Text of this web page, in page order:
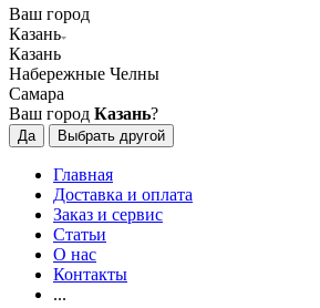
Ваш город
Казань
Казань
Набережные Челны
Самара
Ваш город Казань?
Да Выбрать другой
Главная
Доставка и оплата
Заказ и сервис
Статьи
О нас
Контакты
...